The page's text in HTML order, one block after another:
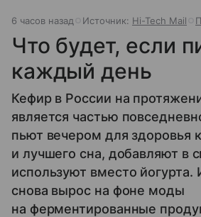
6 часов назад Источник: Hi-Tech Mail
Что будет, если
каждый день
Кефир в России на
является частью
пьют вечером для здоровья
и лучшего сна, добавляют в
используют вместо йогурта.
снова вырос на фоне моды
на ферментированные